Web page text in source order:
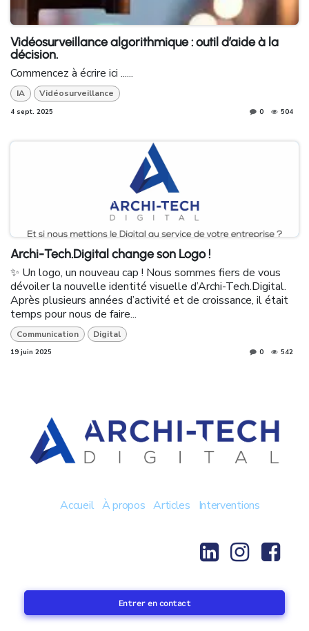
Vidéosurveillance algorithmique : outil d’aide à la
décision.
Commencez à écrire ici ......
IA Vidéosurveillance
4 sept. 2025 0 504
Archi-Tech.Digital change son Logo !
✨ Un logo, un nouveau cap ! Nous sommes fiers de vous
dévoiler la nouvelle identité visuelle d’Archi-Tech.Digital.
Après plusieurs années d’activité et de croissance, il était
temps pour nous de faire...
Communication Digital
19 juin 2025 0 542
Accueil À propos Articles Interventions
Entrer en contact